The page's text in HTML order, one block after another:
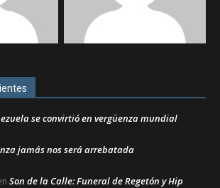
se convirtió en vergüenza mundial
jamás nos será arrebatada
Son de la Calle: Funeral de Regetón y Hip